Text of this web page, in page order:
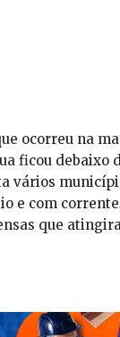
ocorreu na
ficou debaixo
vários
e com
que